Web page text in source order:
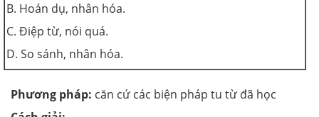
B. Hoán dụ, nhân hóa.
C. Điệp từ, nói quá.
D. So sánh, nhân hóa.
Phương pháp: căn cứ các biện pháp tu từ đã học